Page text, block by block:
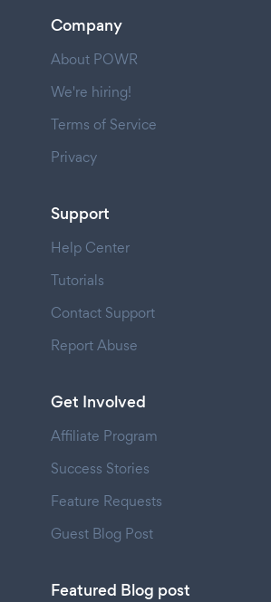
Company
About POWR
We're hiring!
Terms of Service
Privacy
Support
Help Center
Tutorials
Contact Support
Report Abuse
Get Involved
Affiliate Program
Success Stories
Feature Requests
Guest Blog Post
Featured Blog post